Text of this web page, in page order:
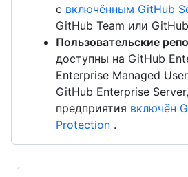
с включённым GitHub
GitHub Team или
Пользовательские
доступны на GitHub
Enterprise Managed
GitHub Enterprise
предприятия включён
Protection .